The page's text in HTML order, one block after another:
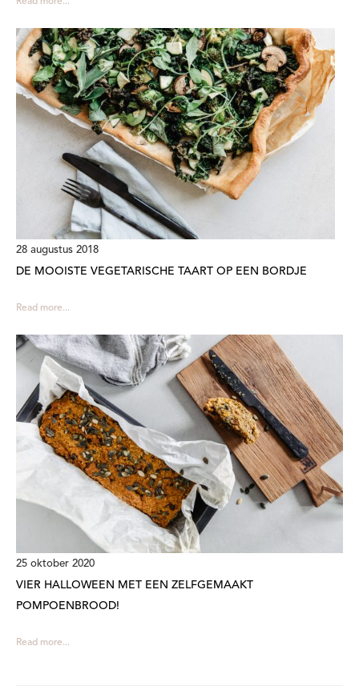
28 augustus 2018
DE MOOISTE VEGETARISCHE TAART OP EEN BORDJE
Read more...
25 oktober 2020
VIER HALLOWEEN MET EEN ZELFGEMAAKT
POMPOENBROOD!
Read more...